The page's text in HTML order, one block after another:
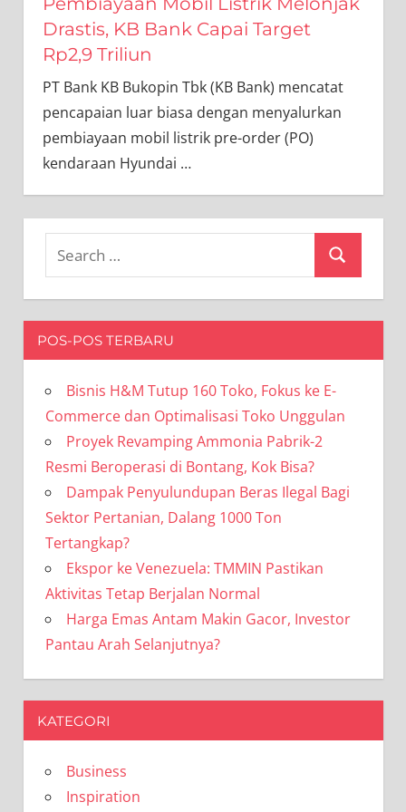
Drastis, KB Bank Capai Target
Rp2,9 Triliun
PT Bank KB Bukopin Tbk (KB Bank) mencatat
pencapaian luar biasa dengan menyalurkan
pembiayaan mobil listrik pre-order (PO)
kendaraan Hyundai …
Search
POS-POS TERBARU
Bisnis H&M Tutup 160 Toko, Fokus ke E-
Commerce dan Optimalisasi Toko Unggulan
Proyek Revamping Ammonia Pabrik-2
Resmi Beroperasi di Bontang, Kok Bisa?
Dampak Penyulundupan Beras Ilegal Bagi
Sektor Pertanian, Dalang 1000 Ton
Tertangkap?
Ekspor ke Venezuela: TMMIN Pastikan
Aktivitas Tetap Berjalan Normal
Harga Emas Antam Makin Gacor, Investor
Pantau Arah Selanjutnya?
KATEGORI
Business
Inspiration